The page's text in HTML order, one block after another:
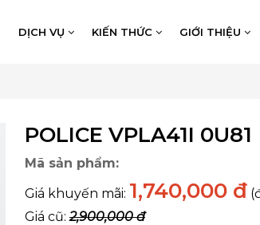
DỊCH VỤ KIẾN THỨC GIỚI THIỆU
POLICE VPLA41I 0U81
Mã sản phẩm:
Giá khuyến mãi: 1,740,000 đ
Giá cũ:2,900,000 đ